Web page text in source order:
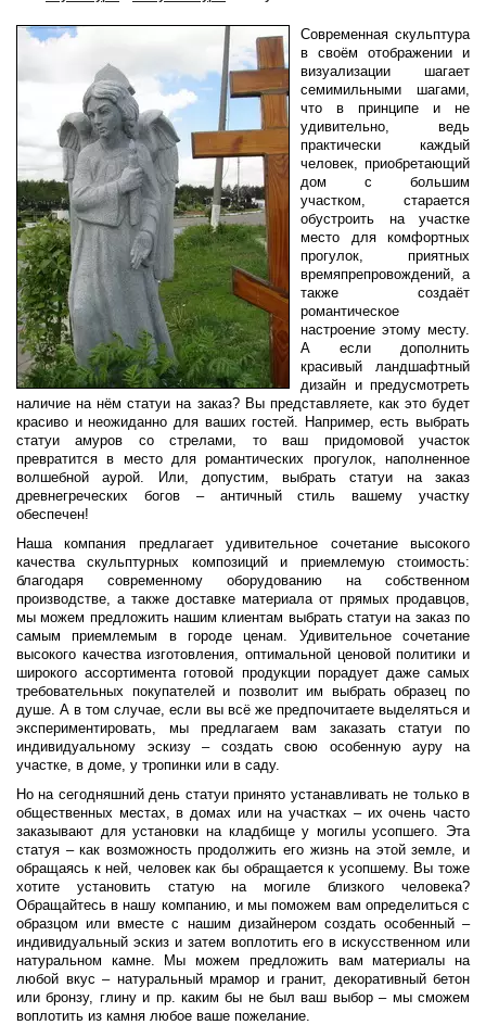
Современная скульптура
в своём отображении и
визуализации шагает
семимильными шагами,
что в принципе и не
удивительно, ведь
практически каждый
человек, приобретающий
дом с большим
участком, старается
обустроить на участке
место для комфортных
прогулок, приятных
времяпрепровождений, а
также создаёт
романтическое
настроение этому месту.
А если дополнить
красивый ландшафтный
дизайн и предусмотреть
наличие на нём статуи на заказ? Вы представляете, как это будет
красиво и неожиданно для ваших гостей. Например, есть выбрать
статуи амуров со стрелами, то ваш придомовой участок
превратится в место для романтических прогулок, наполненное
волшебной аурой. Или, допустим, выбрать статуи на заказ
древнегреческих богов – античный стиль вашему участку
обеспечен!
Наша компания предлагает удивительное сочетание высокого
качества скульптурных композиций и приемлемую стоимость:
благодаря современному оборудованию на собственном
производстве, а также доставке материала от прямых продавцов,
мы можем предложить нашим клиентам выбрать статуи на заказ по
самым приемлемым в городе ценам. Удивительное сочетание
высокого качества изготовления, оптимальной ценовой политики и
широкого ассортимента готовой продукции порадует даже самых
требовательных покупателей и позволит им выбрать образец по
душе. А в том случае, если вы всё же предпочитаете выделяться и
экспериментировать, мы предлагаем вам заказать статуи по
индивидуальному эскизу – создать свою особенную ауру на
участке, в доме, у тропинки или в саду.
Но на сегодняшний день статуи принято устанавливать не только в
общественных местах, в домах или на участках – их очень часто
заказывают для установки на кладбище у могилы усопшего. Эта
статуя – как возможность продолжить его жизнь на этой земле, и
обращаясь к ней, человек как бы обращается к усопшему. Вы тоже
хотите установить статую на могиле близкого человека?
Обращайтесь в нашу компанию, и мы поможем вам определиться с
образцом или вместе с нашим дизайнером создать особенный –
индивидуальный эскиз и затем воплотить его в искусственном или
натуральном камне. Мы можем предложить вам материалы на
любой вкус – натуральный мрамор и гранит, декоративный бетон
или бронзу, глину и пр. каким бы не был ваш выбор – мы сможем
воплотить из камня любое ваше пожелание.